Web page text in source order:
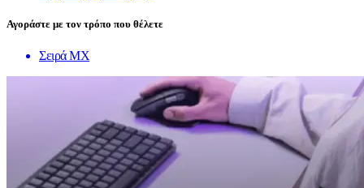
Αγοράστε με τον τρόπο που θέλετε
Σειρά MX